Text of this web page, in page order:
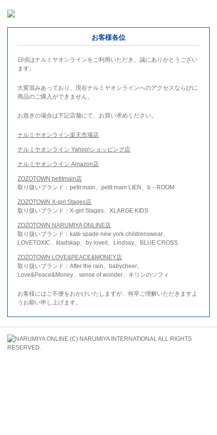
お客様各位
日頃はナルミヤオンラインをご利用いただき、誠にありがとうござい
ます。
大変混みあっており、現在ナルミヤオンラインへのアクセスならびに
商品のご購入ができません。
お急ぎの場合は下記店舗にて、お買い求めください。
ナルミヤオンライン楽天市場店
ナルミヤオンライン Yahoo!ショッピング店
ナルミヤオンライン Amazon店
ZOZOTOWN petitmain店
取り扱いブランド：petit main、petit main LIEN、b・ROOM
ZOZOTOWN X-girl Stages店
取り扱いブランド：X-girl Stages、XLARGE KIDS
ZOZOTOWN NARUMIYA ONLINE店
取り扱いブランド：kate spade new york childrenswear、
LOVETOXIC、kladskap、by loveit、Lindsay、BLUE CROSS
ZOZOTOWN LOVE&PEACE&MONEY店
取り扱いブランド：After the rain、babycheer、
Love&Peace&Money、sense of wonder、キリンのソフィ
お客様にはご不便をおかけいたしますが、何卒ご理解いただきますよ
うお願い申し上げます。